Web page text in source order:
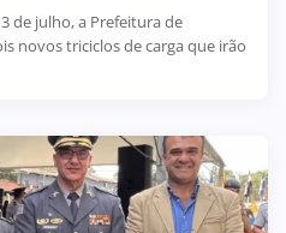
de julho, a Prefeitura de
novos triciclos de carga que irão